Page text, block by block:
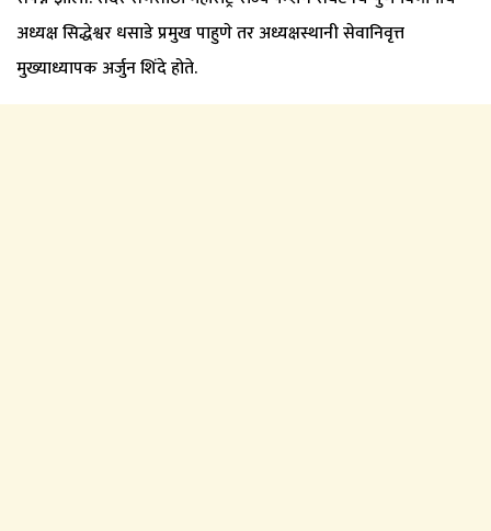
अध्यक्ष सिद्धेश्वर धसाडे प्रमुख पाहुणे तर अध्यक्षस्थानी सेवानिवृत्त
मुख्याध्यापक अर्जुन शिंदे होते.